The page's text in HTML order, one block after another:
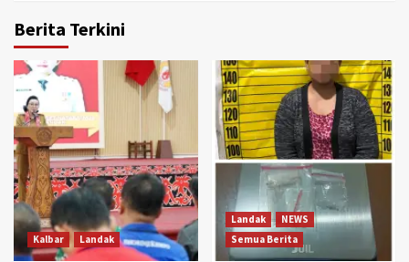
Berita Terkini
Kalbar Landak
Landak
NEWS
Semua Berita